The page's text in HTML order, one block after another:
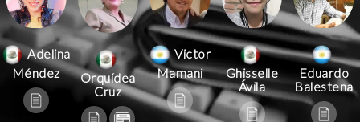
Adelina
Méndez
Orquídea
Cruz
Victor
Mamani
Ghisselle
Ávila
Eduardo
Balestena